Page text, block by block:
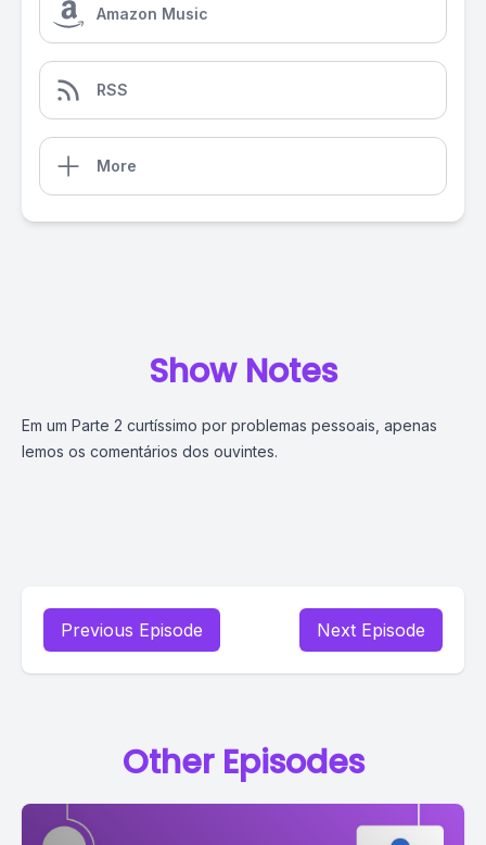
Amazon Music
RSS
More
Show Notes
Em um Parte 2 curtíssimo por problemas pessoais, apenas
lemos os comentários dos ouvintes.
Previous Episode Next Episode
Other Episodes